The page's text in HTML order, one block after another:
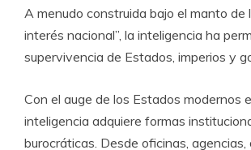
A menudo construida bajo el manto de
interés nacional”, la inteligencia ha
supervivencia de Estados, imperios y
Con el auge de los Estados modernos
inteligencia adquiere formas
burocráticas. Desde oficinas, agencias,